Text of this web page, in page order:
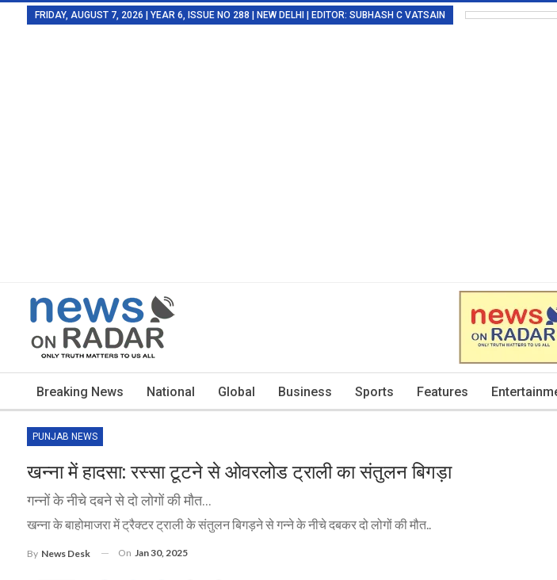
FRIDAY, AUGUST 7, 2026 | YEAR 6, ISSUE NO 288 | NEW DELHI | EDITOR: SUBHASH C VATSAIN
Breaking News National Global Business Sports Features
PUNJAB NEWS
खन्ना में हादसा: रस्सा टूटने से ओवरलोड ट्राली का संतुलन बिगड़ा
गन्नों के नीचे दबने से दो लोगों की मौत...
खन्ना के बाहोमाजरा में ट्रैक्टर ट्राली के संतुलन बिगड़ने से गन्ने के नीचे दबकर दो लोगों की मौत..
By News Desk On Jan 30, 2025